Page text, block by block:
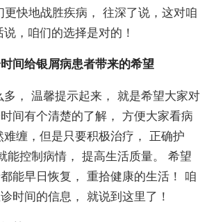
更快地战胜疾病， 往深了说，这对咱
，咱们的选择是对的！
间给银屑病患者带来的希望
多， 温馨提示起来， 就是希望大家对
间有个清楚的了解， 方便大家看病
缠，但是只要积极治疗， 正确护
能控制病情， 提高生活质量。 希望
能早日恢复， 重拾健康的生活！ 咱
时间的信息， 就说到这里了！